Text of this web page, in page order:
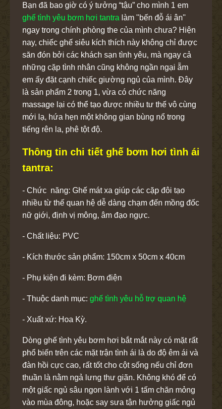
Bạn đã bao giờ có ý tưởng “tậu” cho mình 1 em
ghế tình yêu bơm hơi tantra làm "bến đỗ ái ân"
ngay trong chính phòng the của mình chưa? Hiện
nay, chiếc ghế siêu kích thích này không chỉ được
săn đón bởi các khách sạn tình yêu, mà ngay cả
những cặp tình nhân cũng không ngần ngại ẵm
em ấy đặt cạnh chiếc giường ngủ của mình. Đây
là sản phẩm 2 trong 1, vừa có chức năng
massage lại có thể tạo được nhiều tư thế vô cùng
mới lạ, hứa hẹn một không gian bùng nổ trong
tiếng rên la, phê tột độ.
Thông tin chi tiết ghế bơm hơi tình ái
tantra:
- Chức năng: Ghế mát xa giúp các cặp đôi tạo
nhiều từ thế quan hệ dễ dàng chạm đến mồng đốc
nữ giới, định vị mông, âm đạo ngực.
- Chất liệu: PVC
- Kích thước sản phẩm: 150cm x 50cm x 40cm
- Phụ kiện đi kèm: Bơm điện
- Thuộc danh mục: ghế tình yêu hỗ trợ quan hệ
- Xuất xứ: Hoa Kỳ.
Dòng ghế tình yêu bơm hơi bắt mắt này có mặt rất
phổ biến trên các mặt trận tình ái là do độ êm ái và
đàn hồi cực cao, rất tốt cho cột sống nếu chỉ đơn
thuần là nằm ngả lưng thư giãn. Không khó để có
một giấc ngủ sâu ngon lành với 1 tấm chăn mỏng
vào mùa đông, hoặc say sưa tận hưởng giấc ngủ